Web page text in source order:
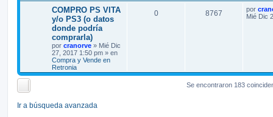
COMPRO PS VITA
y/o PS3 (o datos
donde podría
comprarla)
por cranorve » Mié Dic
27, 2017 1:50 pm » en
Compra y Vende en
Retronia
0 8767 por
Mié Dic
Se encontraron 183
Ir a búsqueda avanzada